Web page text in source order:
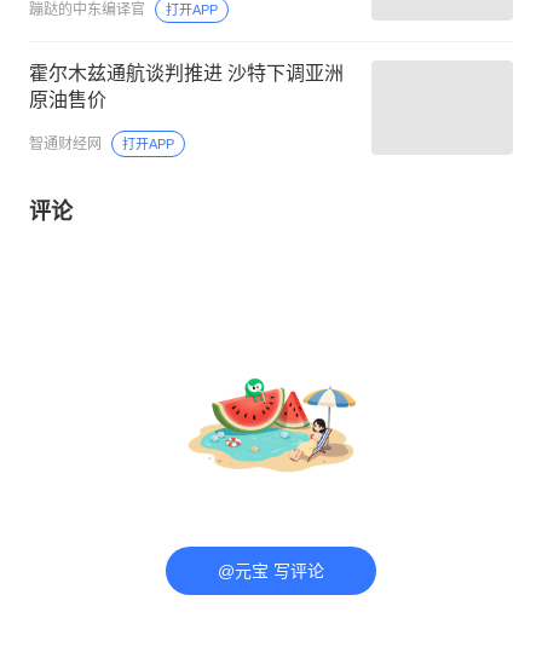
蹦跶的中东编译官 打开APP
霍尔木兹通航谈判推进 沙特下调亚洲
原油售价
智通财经网 打开APP
评论
@元宝 写评论